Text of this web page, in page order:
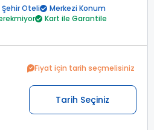
Şehir Oteli
Merkezi Konum
Kart ile Garantile
Fiyat için tarih seçmelisiniz
Tarih Seçiniz